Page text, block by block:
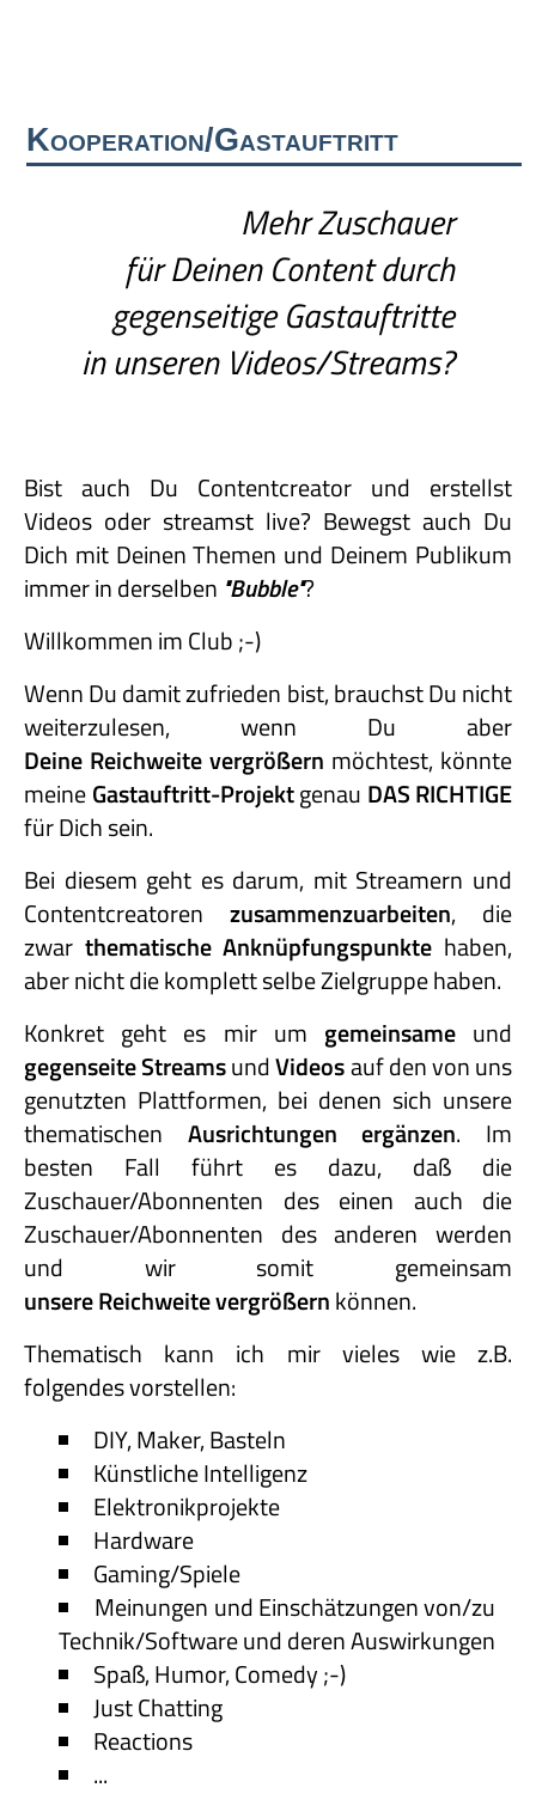
Kooperation/Gastauftritt
Mehr Zuschauer
für Deinen Content durch
gegenseitige Gastauftritte
in unseren Videos/Streams?
Bist auch Du Contentcreator und erstellst
Videos oder streamst live? Bewegst auch Du
Dich mit Deinen Themen und Deinem Publikum
immer in derselben "Bubble"?
Willkommen im Club ;-)
Wenn Du damit zufrieden bist, brauchst Du nicht
weiterzulesen, wenn Du aber
Deine Reichweite vergrößern möchtest, könnte
meineGastauftritt-Projektgenau DAS RICHTIGE
für Dich sein.
Bei diesem geht es darum, mit Streamern und
Contentcreatoren zusammenzuarbeiten, die
zwar thematische Anknüpfungspunkte haben,
aber nicht die komplett selbe Zielgruppe haben.
Konkret geht es mir um gemeinsameund
gegenseite StreamsundVideosauf den von uns
genutzten Plattformen, bei denen sich unsere
thematischen Ausrichtungen ergänzen. Im
besten Fall führt es dazu, daß die
Zuschauer/Abonnenten des einen auch die
Zuschauer/Abonnenten des anderen werden
und wir somit gemeinsam
unsere Reichweite vergrößernkönnen.
Thematisch kann ich mir vieles wie z.B.
folgendes vorstellen:
DIY, Maker, Basteln
Künstliche Intelligenz
Elektronikprojekte
Hardware
Gaming/Spiele
Meinungen und Einschätzungen von/zu
Technik/Software und deren Auswirkungen
Spaß, Humor, Comedy ;-)
Just Chatting
Reactions
...